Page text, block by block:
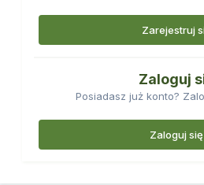
Zarejestruj
Zaloguj
Posiadasz już konto?
Zaloguj się